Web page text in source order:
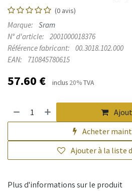
(0 avis)
Marque:
Sram
N° d'article:
2001000018376
Référence fabricant:
00.3018.102.000
EAN:
710845780615
57.60 € inclus 20%TVA
Acheter
Ajouter à la liste
Plus d'informations sur le produit